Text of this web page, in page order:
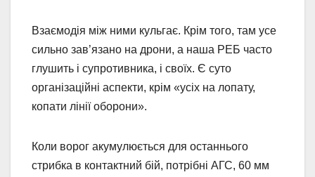
Взаємодія між ними кульгає. Крім того, там усе
сильно зав’язано на дрони, а наша РЕБ часто
глушить і супротивника, і своїх. Є суто
організаційні аспекти, крім «усіх на лопату,
копати лінії оборони».
Коли ворог акумулюється для останнього
стрибка в контактний бій, потрібні АГС, 60 мм